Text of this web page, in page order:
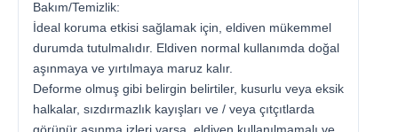
Bakım/Temizlik:
İdeal koruma etkisi sağlamak için, eldiven mükemmel
durumda tutulmalıdır. Eldiven normal kullanımda doğal
aşınmaya ve yırtılmaya maruz kalır.
Deforme olmuş gibi belirgin belirtiler, kusurlu veya eksik
halkalar, sızdırmazlık kayışları ve / veya çıtçıtlarda
görünür aşınma izleri varsa, eldiven kullanılmamalı ve